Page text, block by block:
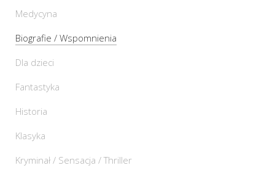
Medycyna
Biografie / Wspomnienia
Dla dzieci
Fantastyka
Historia
Klasyka
Kryminał / Sensacja / Thriller